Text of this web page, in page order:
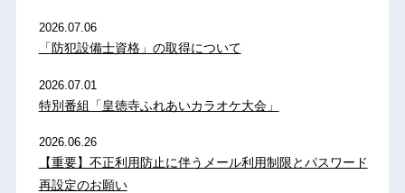
2026.07.06
「防犯設備士資格」の取得について
2026.07.01
特別番組「皇徳寺ふれあいカラオケ大会」
2026.06.26
【重要】不正利用防止に伴うメール利用制限とパスワード
再設定のお願い